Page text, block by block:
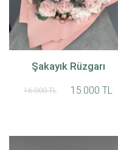
Şakayık Rüzgarı
16.000 TL 15.000 TL